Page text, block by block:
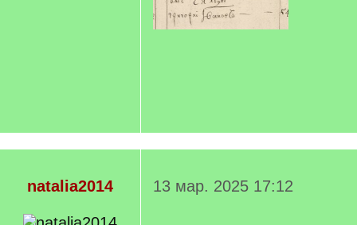
natalia2014 13 мар. 2025 17:12